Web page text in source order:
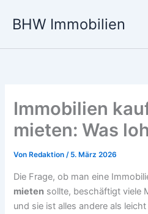
InhaltBHW Immobilien
Immobilien
mieten: Was
Von Redaktion/ 5. März 2026
Die Frage, ob man eine
mieten sollte, beschäftigt viele
und sie ist alles andere als